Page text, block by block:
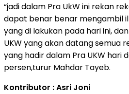
“jadi dalam Pra UkW ini rekan
dapat benar benar mengambil
yang di lakukan pada hari ini,
UKW yang akan datang semua
yang hadir dalam Pra UKW hari
persen,turur Mahdar Tayeb.
Kontributor : Asri Joni